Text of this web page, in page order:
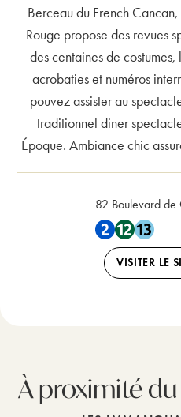
82 Boulevard de
Proche du Metro
VISITER LE
Berceau du French
Rouge propose des revues
des centaines de costumes,
acrobaties et numéros
pouvez assister au
traditionnel diner
Époque. Ambiance chic
À proximité